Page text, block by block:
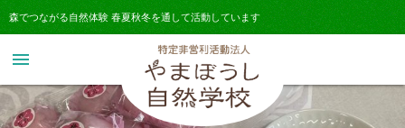
森でつながる自然体験 春夏秋冬を通して活動しています
menu